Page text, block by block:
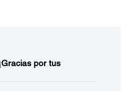
por tus